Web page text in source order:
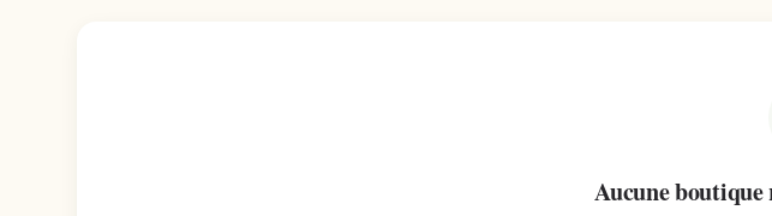
Aucune